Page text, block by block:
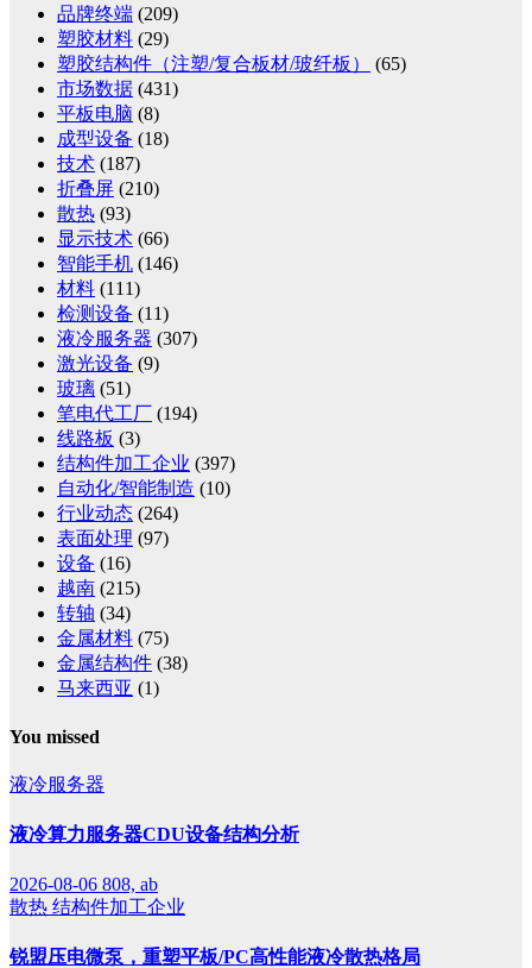
品牌终端 (209)
塑胶材料 (29)
塑胶结构件（注塑/复合板材/玻纤板）
(65)
市场数据 (431)
平板电脑 (8)
成型设备 (18)
技术 (187)
折叠屏 (210)
散热 (93)
显示技术 (66)
智能手机 (146)
材料 (111)
检测设备 (11)
液冷服务器 (307)
激光设备 (9)
玻璃 (51)
笔电代工厂 (194)
线路板 (3)
结构件加工企业 (397)
自动化/智能制造 (10)
行业动态 (264)
表面处理 (97)
设备 (16)
越南 (215)
转轴 (34)
金属材料 (75)
金属结构件 (38)
马来西亚 (1)
You missed
液冷服务器
液冷算力服务器CDU设备结构分析
2026-08-06 808, ab
散热 结构件加工企业
锐盟压电微泵，重塑平板/PC高性能液冷散热格局